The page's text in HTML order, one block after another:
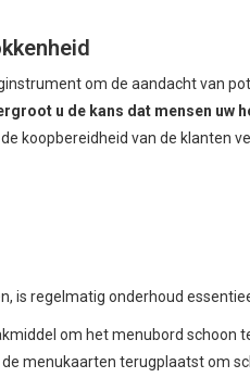
om de aandacht van
u de kans dat mensen uw
koopbereidheid van de klanten
is regelmatig onderhoud
om het menubord schoon
menukaarten terugplaatst om